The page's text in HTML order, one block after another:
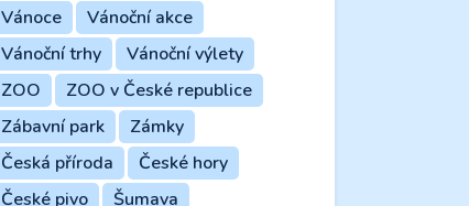
Vánoce
Vánoční akce
Vánoční trhy
Vánoční výlety
ZOO
ZOO v České republice
Zábavní park
Zámky
Česká příroda
České hory
České pivo
Šumava